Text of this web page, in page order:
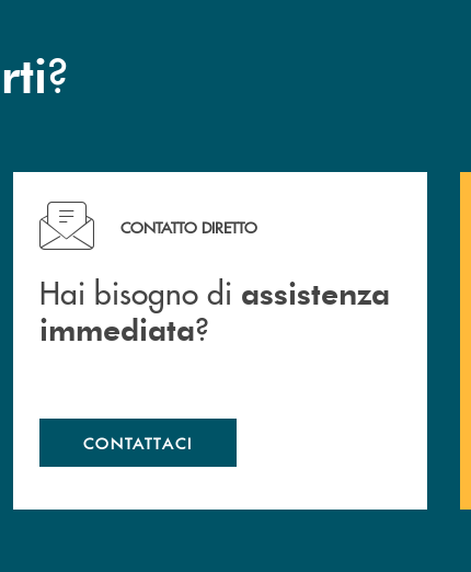
?
Hai bisogno di assistenza immediata ?
CONTATTO DIRETTO
Hai bisogno di assistenza
immediata?
CONTATTACI